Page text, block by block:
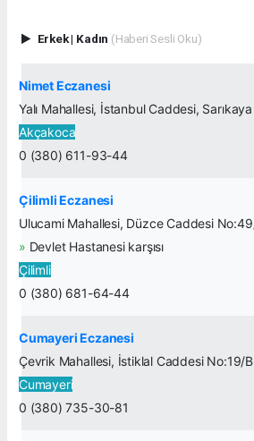
Erkek| Kadın (Haberi Sesli Oku)
Nimet Eczanesi
Yalı Mahallesi, İstanbul Caddesi,
Akçakoca
0 (380) 611-93-44
Çilimli Eczanesi
Ulucami Mahallesi, Düzce Caddesi
» Devlet Hastanesi karşısı
Çilimli
0 (380) 681-64-44
Cumayeri Eczanesi
Çevrik Mahallesi, İstiklal Caddesi No:19/
Cumayeri
0 (380) 735-30-81